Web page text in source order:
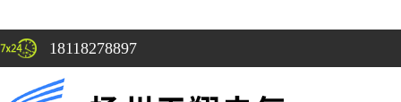
18118278897